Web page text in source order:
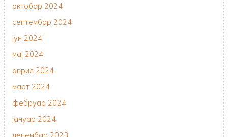
октобар 2024
септембар 2024
јун 2024
мај 2024
април 2024
март 2024
фебруар 2024
јануар 2024